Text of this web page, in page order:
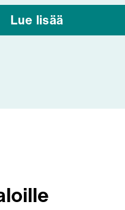
Lue lisää